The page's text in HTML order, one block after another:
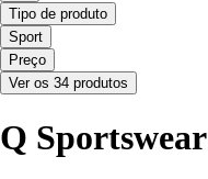
Tipo de produto
Sport
Preço
Ver os 34 produtos
Q Sportswear